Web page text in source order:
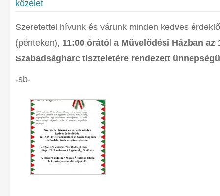
közélet
Szeretettel hívunk és várunk minden kedves
(pénteken), 11:00 órától a Művelődési Házban az
Szabadságharc tiszteletére rendezett
-sb-